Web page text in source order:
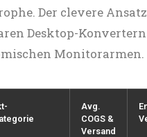
Der clevere
Desktop-
Monitorarmen.
Avg.
COGS &
Versand